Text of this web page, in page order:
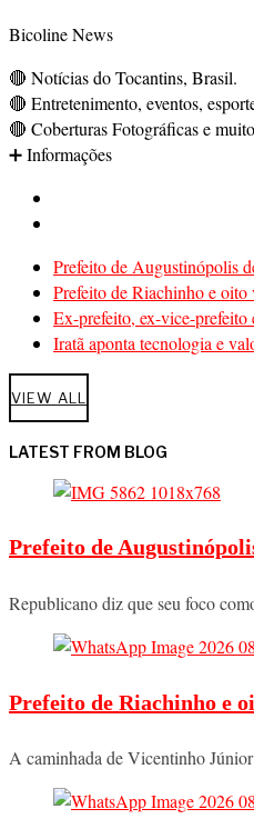
Bicoline News
🔴 Notícias do Tocantins, Brasil.
🔴 Entretenimento, eventos,
🔴 Coberturas Fotográficas e
➕ Informações
Prefeito de Augustinópolis
Prefeito de Riachinho e
Ex-prefeito, ex-vice-prefeito
Iratã aponta tecnologia e
VIEW ALL
LATEST FROM BLOG
Prefeito de
Republicano diz que seu foco
Prefeito de Riachinho e
A caminhada de Vicentinho